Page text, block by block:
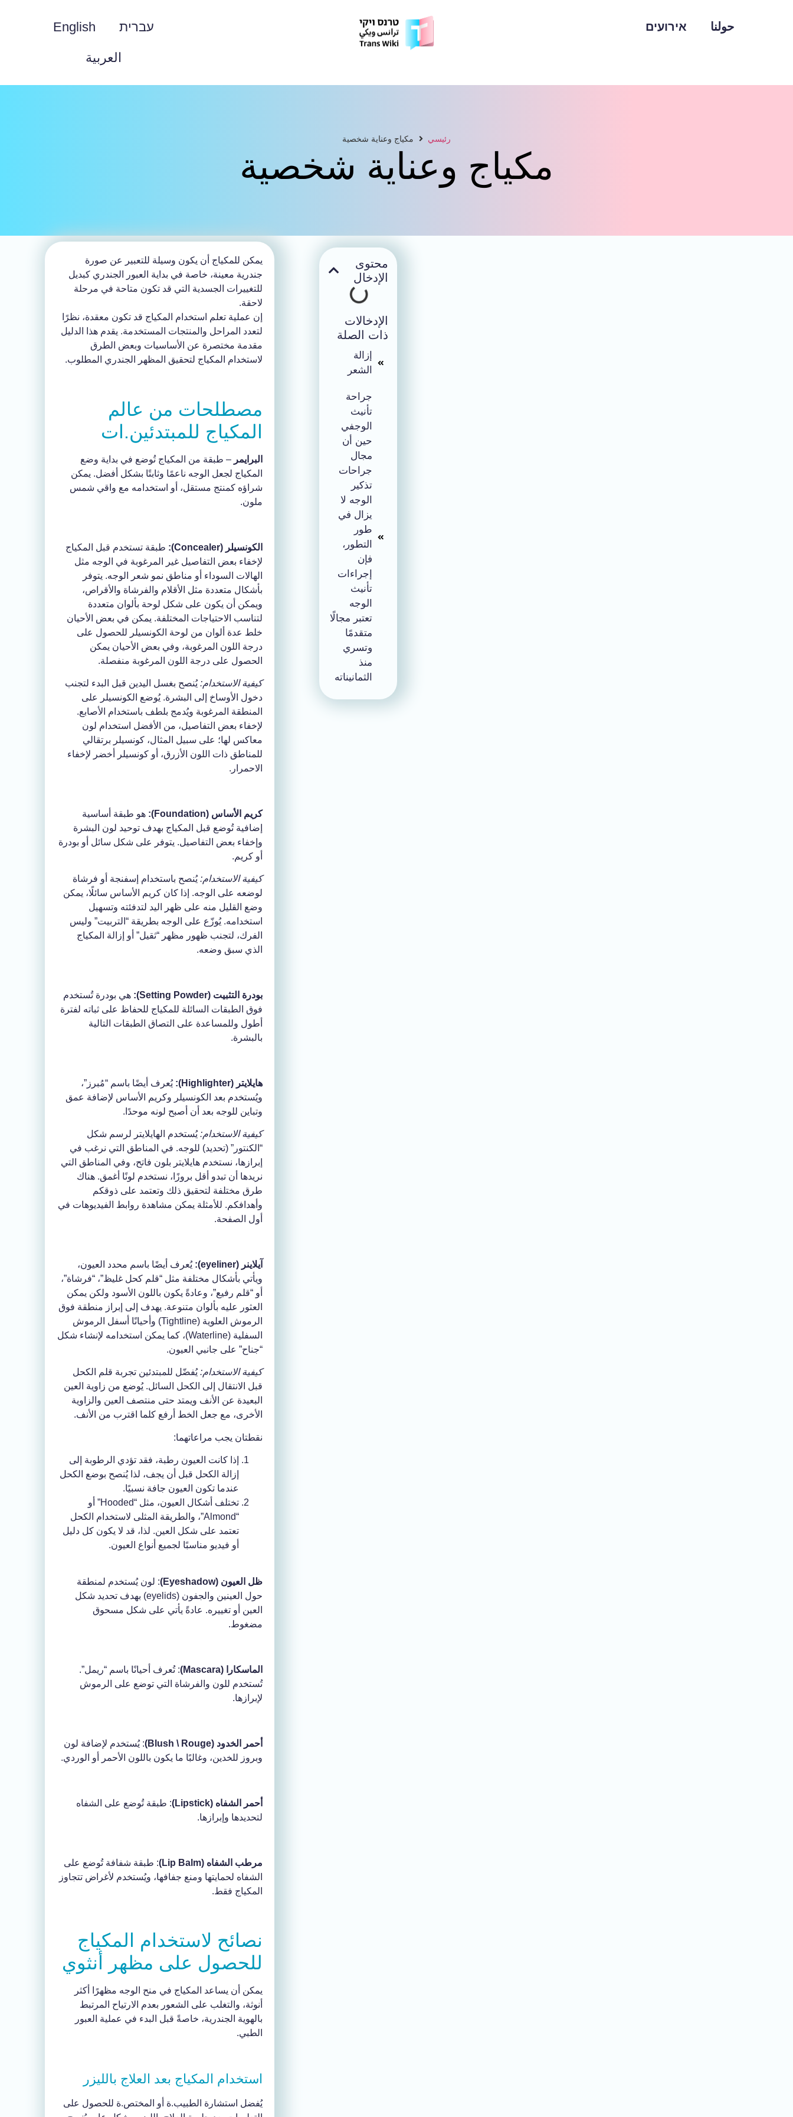
حولنا אירועים עברית English
العربية
رئيسي مكياج وعناية شخصية
مكياج وعناية شخصية
محتوى
الإدخال
الإدخالات
ذات الصلة
إزالة
الشعر
جراحة
تأنيث
الوجفي
حين أن
مجال
جراحات
تذكير
الوجه لا
يزال في
طور
التطور،
فإن
إجراءات
تأنيث
الوجه
تعتبر مجالًا
متقدمًا
وتسري
منذ
الثمانيناته
يمكن للمكياج أن يكون وسيلة للتعبير عن صورة
جندرية معينة، خاصة في بداية العبور الجندري كبديل
للتغييرات الجسدية التي قد تكون متاحة في مرحلة
لاحقة.
إن عملية تعلم استخدام المكياج قد تكون معقدة، نظرًا
لتعدد المراحل والمنتجات المستخدمة. يقدم هذا الدليل
مقدمة مختصرة عن الأساسيات وبعض الطرق
لاستخدام المكياج لتحقيق المظهر الجندري المطلوب.
مصطلحات من عالم
المكياج للمبتدئين.ات
البرايمر – طبقة من المكياج تُوضع في بداية وضع
المكياج لجعل الوجه ناعمًا وثابتًا بشكل أفضل. يمكن
شراؤه كمنتج مستقل، أو استخدامه مع واقي شمس
ملون.
الكونسيلر (Concealer):
طبقة تستخدم قبل المكياج
لإخفاء بعض التفاصيل غير المرغوبة في الوجه مثل
الهالات السوداء أو مناطق نمو شعر الوجه. يتوفر
بأشكال متعددة مثل الأقلام والفرشاة والأقراص،
ويمكن أن يكون على شكل لوحة بألوان متعددة
لتناسب الاحتياجات المختلفة. يمكن في بعض الأحيان
خلط عدة ألوان من لوحة الكونسيلر للحصول على
درجة اللون المرغوبة، وفي بعض الأحيان يمكن
الحصول على درجة اللون المرغوبة منفصلة.
كيفية الاستخدام:يُنصح بغسل اليدين قبل البدء لتجنب
دخول الأوساخ إلى البشرة. يُوضع الكونسيلر على
المنطقة المرغوبة ويُدمج بلطف باستخدام الأصابع.
لإخفاء بعض التفاصيل، من الأفضل استخدام لون
معاكس لها؛ على سبيل المثال، كونسيلر برتقالي
للمناطق ذات اللون الأزرق، أو كونسيلر أخضر لإخفاء
الاحمرار.
كريم الأساس (Foundation):
هو طبقة أساسية
إضافية تُوضع قبل المكياج بهدف توحيد لون البشرة
وإخفاء بعض التفاصيل. يتوفر على شكل سائل أو بودرة
أو كريم.
كيفية الاستخدام:يُنصح باستخدام إسفنجة أو فرشاة
لوضعه على الوجه. إذا كان كريم الأساس سائلًا، يمكن
وضع القليل منه على ظهر اليد لتدفئته وتسهيل
استخدامه. يُوزّع على الوجه بطريقة “التربيت” وليس
الفرك، لتجنب ظهور مظهر “ثقيل” أو إزالة المكياج
الذي سبق وضعه.
بودرة التثبيت (Setting Powder):
هي بودرة تُستخدم
فوق الطبقات السائلة للمكياج للحفاظ على ثباته لفترة
أطول وللمساعدة على التصاق الطبقات التالية
بالبشرة.
هايلايتر (Highlighter):
يُعرف أيضًا باسم “مُبرز”،
ويُستخدم بعد الكونسيلر وكريم الأساس لإضافة عمق
وتباين للوجه بعد أن أصبح لونه موحدًا.
كيفية الاستخدام:يُستخدم الهايلايتر لرسم شكل
“الكنتور” (تحديد) للوجه. في المناطق التي نرغب في
إبرازها، نستخدم هايلايتر بلون فاتح، وفي المناطق التي
نريدها أن تبدو أقل بروزًا، نستخدم لونًا أغمق. هناك
طرق مختلفة لتحقيق ذلك وتعتمد على ذوقكم
وأهدافكم. للأمثلة يمكن مشاهدة روابط الفيديوهات في
أول الصفحة.
آيلاينر (eyeliner):
يُعرف أيضًا باسم محدد العيون،
ويأتي بأشكال مختلفة مثل “قلم كحل غليظ”، “فرشاة”،
أو “قلم رفيع”، وعادةً يكون باللون الأسود ولكن يمكن
العثور عليه بألوان متنوعة. يهدف إلى إبراز منطقة فوق
الرموش العلوية (Tightline) وأحيانًا أسفل الرموش
السفلية (Waterline)، كما يمكن استخدامه لإنشاء شكل
“جناح” على جانبي العيون.
كيفية الاستخدام:يُفضّل للمبتدئين تجربة قلم الكحل
قبل الانتقال إلى الكحل السائل. يُوضع من زاوية العين
البعيدة عن الأنف ويمتد حتى منتصف العين والزاوية
الأخرى، مع جعل الخط أرفع كلما اقترب من الأنف.
نقطتان يجب مراعاتهما:
إذا كانت العيون رطبة، فقد تؤدي الرطوبة إلى
إزالة الكحل قبل أن يجف، لذا يُنصح بوضع الكحل
عندما تكون العيون جافة نسبيًا.
تختلف أشكال العيون، مثل “Hooded” أو
“Almond”، والطريقة المثلى لاستخدام الكحل
تعتمد على شكل العين. لذا، قد لا يكون كل دليل
أو فيديو مناسبًا لجميع أنواع العيون.
ظل العيون (Eyeshadow)
: لون يُستخدم لمنطقة
حول العينين والجفون (eyelids) بهدف تحديد شكل
العين أو تغييره. عادةً يأتي على شكل مسحوق
مضغوط.
الماسكارا (Mascara)
: تُعرف أحيانًا باسم “ريمل”.
تُستخدم للون والفرشاة التي توضع على الرموش
لإبرازها.
أحمر الخدود (Blush \ Rouge)
: يُستخدم لإضافة لون
وبروز للخدين، وغالبًا ما يكون باللون الأحمر أو الوردي.
أحمر الشفاه (Lipstick)
: طبقة تُوضع على الشفاه
لتحديدها وإبرازها.
مرطب الشفاه (Lip Balm)
: طبقة شفافة تُوضع على
الشفاه لحمايتها ومنع جفافها، ويُستخدم لأغراض تتجاوز
المكياج فقط.
نصائح لاستخدام المكياج
للحصول على مظهر أنثوي
يمكن أن يساعد المكياج في منح الوجه مظهرًا أكثر
أنوثة، والتغلب على الشعور بعدم الارتياح المرتبط
بالهوية الجندرية، خاصةً قبل البدء في عملية العبور
الطبي.
استخدام المكياج بعد العلاج بالليزر
يُفضل استشارة الطبيب.ة أو المختص.ة للحصول على